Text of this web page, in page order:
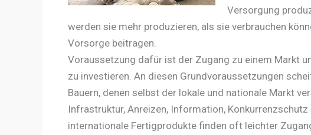
Versorgung
werden sie mehr produzieren, als sie verbrauchen
Vorsorge beitragen.
Voraussetzung dafür ist der Zugang zu einem Markt
zu investieren. An diesen Grundvoraussetzungen
Bauern, denen selbst der lokale und nationale Markt
Infrastruktur, Anreizen, Information,
internationale Fertigprodukte finden oft leichter